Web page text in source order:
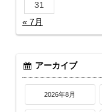
31
« 7月
アーカイブ
2026年8月